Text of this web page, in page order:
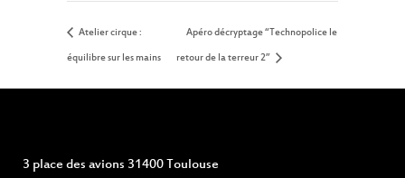
Atelier cirque :
équilibre sur les mains
Apéro décryptage “Technopolice le
retour de la terreur 2”
3 place des avions 31400 Toulouse